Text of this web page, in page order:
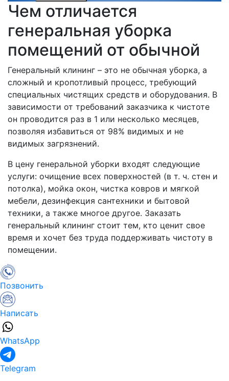
Чем отличается
генеральная уборка
помещений от обычной
Генеральный клининг – это не обычная уборка, а
сложный и кропотливый процесс, требующий
специальных чистящих средств и оборудования. В
зависимости от требований заказчика к чистоте
он проводится раз в 1 или несколько месяцев,
позволяя избавиться от 98% видимых и не
видимых загрязнений.
В цену генеральной уборки входят следующие
услуги: очищение всех поверхностей (в т. ч. стен и
потолка), мойка окон, чистка ковров и мягкой
мебели, дезинфекция сантехники и бытовой
техники, а также многое другое. Заказать
генеральный клининг стоит тем, кто ценит свое
время и хочет без труда поддерживать чистоту в
помещении.
Позвонить
Написать
WhatsApp
Telegram